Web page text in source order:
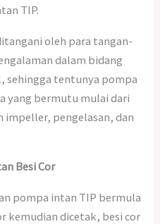
TIP.
oleh para tangan-
dalam bidang
sehingga tentunya pompa
yang bermutu mulai dari
impeller, pengelasan, dan
Besi Cor
pompa intan TIP bermula
kemudian dicetak, besi cor